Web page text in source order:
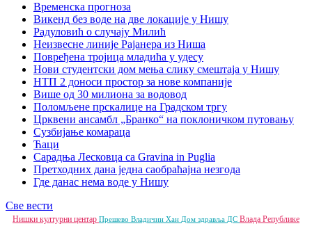
Временска прогноза
Викенд без воде на две локације у Нишу
Радуловић о случају Милић
Неизвесне линије Рајанера из Ниша
Повређена тројица младића у удесу
Нови студентски дом мења слику смештаја у Нишу
НТП 2 доноси простор за нове компаније
Више од 30 милиона за водовод
Поломљене прскалице на Градском тргу
Црквени ансамбл „Бранко“ на поклоничком путовању
Сузбијање комараца
Ћаци
Сарадња Лесковца са Gravina in Puglia
Претходних дана једна саобраћајна незгода
Где данас нема воде у Нишу
Све вести
Нишки културни центар Прешево Владичин Хан Дом здравља ДС Влада Републике